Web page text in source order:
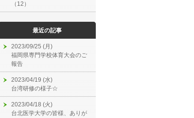
（12）
最近の記事
2023/09/25 (月)
福岡県専門学校体育大会のご
報告
2023/04/19 (水)
台湾研修の様子☆
2023/04/18 (火)
台北医学大学の皆様、ありが